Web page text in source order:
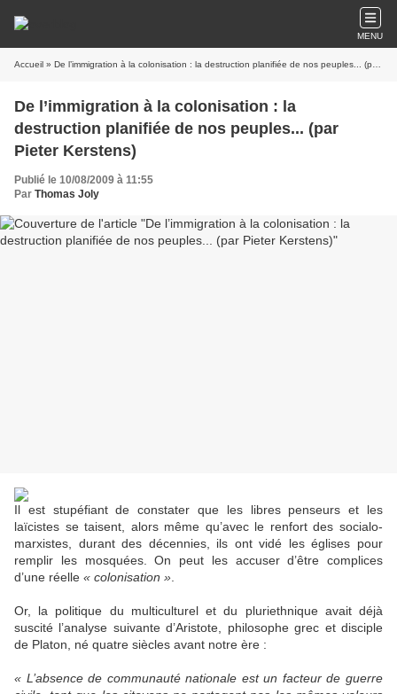
MENU
Accueil » De l’immigration à la colonisation : la destruction planifiée de nos peuples... (par Pieter Kerstens)
De l’immigration à la colonisation : la
destruction planifiée de nos peuples... (par
Pieter Kerstens)
Publié le 10/08/2009 à 11:55
Par Thomas Joly
Il est stupéfiant de constater que les libres penseurs et les
laïcistes se taisent, alors même qu’avec le renfort des socialo-
marxistes, durant des décennies, ils ont vidé les églises pour
remplir les mosquées. On peut les accuser d’être complices
d’une réelle « colonisation »
Or, la politique du multiculturel et du pluriethnique avait déjà
suscité l’analyse suivante d’Aristote, philosophe grec et disciple
de Platon, né quatre siècles avant notre ère :
« L’absence de communauté nationale est un facteur de guerre